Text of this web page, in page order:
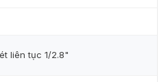
liên tục 1/2.8"